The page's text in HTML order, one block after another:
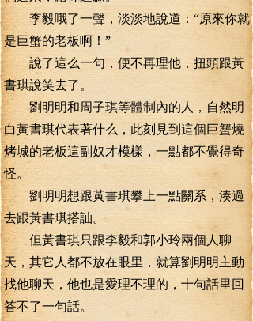
李毅哦了一聲，淡淡地說道：“原來你就
是巨蟹的老板啊！”
說了這么一句，便不再理他，扭頭跟黃
書琪說笑去了。
劉明明和周子琪等體制內的人，自然明
白黃書琪代表著什么，此刻見到這個巨蟹燒
烤城的老板這副奴才模樣，一點都不覺得奇
怪。
劉明明想跟黃書琪攀上一點關系，湊過
去跟黃書琪搭訕。
但黃書琪只跟李毅和郭小玲兩個人聊
天，其它人都不放在眼里，就算劉明明主動
找他聊天，他也是愛理不理的，十句話里回
答不了一句話。